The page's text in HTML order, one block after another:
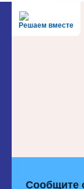
Решаем вместе
Сообщите